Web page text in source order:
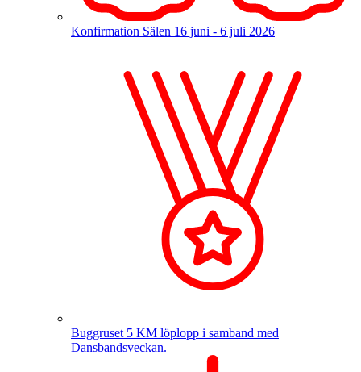
Konfirmation Sälen 16 juni - 6 juli 2026
Buggruset 5 KM löplopp i samband med
Dansbandsveckan.